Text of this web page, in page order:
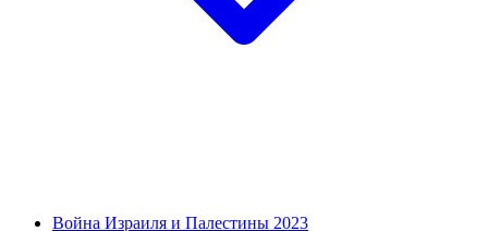
Война Израиля и Палестины 2023